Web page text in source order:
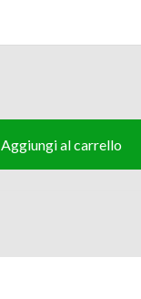
Aggiungi al carrello